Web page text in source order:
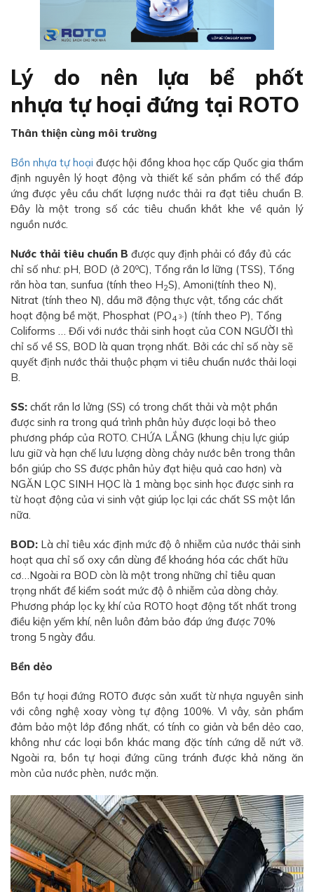
Lý do nên lựa bể phốt
nhựa tự hoại đứng tại ROTO
Thân thiện cùng môi trường
Bồn nhựa tự hoại được hội đồng khoa học cấp Quốc gia thẩm
định nguyên lý hoạt động và thiết kế sản phẩm có thể đáp
ứng được yêu cầu chất lượng nước thải ra đạt tiêu chuẩn B.
Đây là một trong số các tiêu chuẩn khắt khe về quản lý
nguồn nước.
Nước thải tiêu chuẩn B được quy định phải có đầy đủ các
chỉ số như: pH, BOD (ở 20oC), Tổng rắn lơ lững (TSS), Tổng
rắn hòa tan, sunfua (tính theo H2S), Amoni(tính theo N),
Nitrat (tính theo N), dầu mỡ động thực vật, tổng các chất
hoạt động bề mặt, Phosphat (PO4 3-) (tính theo P), Tổng
Coliforms … Đối với nước thải sinh hoạt của CON NGƯỜI thì
chỉ số về SS, BOD là quan trọng nhất. Bởi các chỉ số này sẽ
quyết định nước thải thuộc phạm vi tiêu chuẩn nước thải loại
B.
SS: chất rắn lơ lửng (SS) có trong chất thải và một phần
được sinh ra trong quá trình phân hủy được loại bỏ theo
phương pháp của ROTO. CHỨA LẮNG (khung chịu lực giúp
lưu giữ và hạn chế lưu lượng dòng chảy nước bên trong thân
bồn giúp cho SS được phân hủy đạt hiệu quả cao hơn) và
NGĂN LỌC SINH HỌC là 1 màng bọc sinh học được sinh ra
từ hoạt động của vi sinh vật giúp lọc lại các chất SS một lần
nữa.
BOD: Là chỉ tiêu xác định mức độ ô nhiễm của nước thải sinh
hoạt qua chỉ số oxy cần dùng để khoáng hóa các chất hữu
cơ…Ngoài ra BOD còn là một trong những chỉ tiêu quan
trọng nhất để kiểm soát mức độ ô nhiễm của dòng chảy.
Phương pháp lọc kỵ khí của ROTO hoạt động tốt nhất trong
điều kiện yếm khí, nên luôn đảm bảo đáp ứng được 70%
trong 5 ngày đầu.
Bền dẻo
Bồn tự hoại đứng ROTO được sản xuất từ nhựa nguyên sinh
với công nghệ xoay vòng tự động 100%. Vì vây, sản phẩm
đảm bảo một lớp đồng nhất, có tính co giản và bền dẻo cao,
không như các loại bồn khác mang đặc tính cứng dễ nứt vỡ.
Ngoài ra, bồn tự hoại đứng cũng tránh được khả năng ăn
mòn của nước phèn, nước mặn.